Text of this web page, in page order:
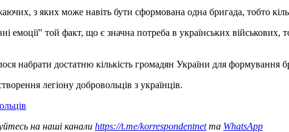
з яких може навіть бути сформована одна бригада, тобто
емоції" той факт, що є значна потреба в українських військових,
набрати достатню кількість громадян України для формування
легіону добровольців з українців.
на наші канали https://t.me/korrespondentnetта WhatsApp